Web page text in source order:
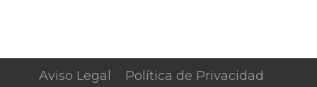
Aviso Legal Política de Privacidad